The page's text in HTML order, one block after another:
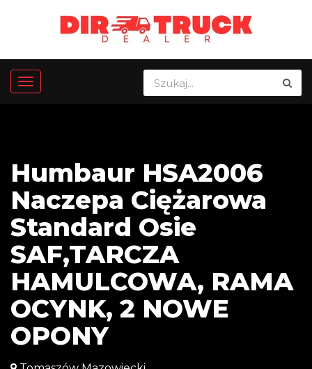
Humbaur HSA2006
Naczepa Ciężarowa
Standard Osie
SAF,TARCZA
HAMULCOWA, RAMA
OCYNK, 2 NOWE
OPONY